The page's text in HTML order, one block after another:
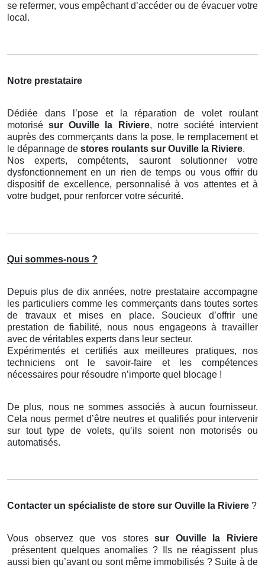
se refermer, vous empêchant d’accéder ou de évacuer votre
local.
Notre prestataire
Dédiée dans l’pose et la réparation de volet roulant
motorisésur Ouville la Riviere, notre société intervient
auprès des commerçants dans la pose, le remplacement et
le dépannage de stores roulants sur Ouville la Riviere.
Nos experts, compétents, sauront solutionner votre
dysfonctionnement en un rien de temps ou vous offrir du
dispositif de excellence, personnalisé à vos attentes et à
votre budget, pour renforcer votre sécurité.
Qui sommes-nous ?
Depuis plus de dix années, notre prestataire accompagne
les particuliers comme les commerçants dans toutes sortes
de travaux et mises en place. Soucieux d’offrir une
prestation de fiabilité, nous nous engageons à travailler
avec de véritables experts dans leur secteur.
Expérimentés et certifiés aux meilleures pratiques, nos
techniciens ont le savoir-faire et les compétences
nécessaires pour résoudre n’importe quel blocage !
De plus, nous ne sommes associés à aucun fournisseur.
Cela nous permet d’être neutres et qualifiés pour intervenir
sur tout type de volets, qu’ils soient non motorisés ou
automatisés.
Contacter un spécialiste de store sur Ouville la Riviere ?
Vous observez que vos storessur Ouville la Riviere
présentent quelques anomalies ? Ils ne réagissent plus
aussi bien qu’avant ou sont même immobilisés ? Suite à de